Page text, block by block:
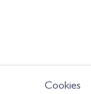
Cookies